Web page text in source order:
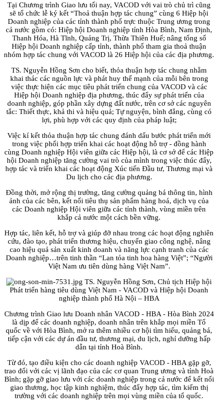
Tại Chương trình Giao lưu tối nay, VACOD với vai trò chủ trì cũng
sẽ tổ chức lễ ký kết “Thoả thuận hợp tác chung” cùng 6 Hiệp hội
Doanh nghiệp của các tỉnh thành phố trực thuộc Trung ương trong
cả nước gồm có: Hiệp hội Doanh nghiệp tỉnh Hòa Bình, Nam Định,
Thanh Hóa, Hà Tĩnh, Quảng Trị, Thừa Thiên Huế; nâng tổng số
Hiệp hội Doanh nghiệp cấp tỉnh, thành phố tham gia thoả thuận
nhóm hợp tác chung với VACOD là 26 Hiệp hội của các địa phương.
TS. Nguyễn Hồng Sơn cho biết, thỏa thuận hợp tác chung nhằm
khai thác các nguồn lực và phát huy thế mạnh của mỗi bên trong
việc thực hiện các mục tiêu phát triển chung của VACOD và các
Hiệp hội Doanh nghiệp địa phương, thúc đẩy sự phát triển của
doanh nghiệp, góp phần xây dựng đất nước, trên cơ sở các nguyên
tắc: Thiết thực, khả thi và hiệu quả; Tự nguyện, bình đẳng, cùng có
lợi, phù hợp với các quy định của pháp luật;
Việc kí kết thỏa thuận hợp tác chung đánh dấu bước phát triển mới
trong việc phối hợp triển khai các hoạt động hỗ trợ - đồng hành
cùng Doanh nghiệp Hội viên giữa các Hiệp hội, là cơ sở để các Hiệp
hội Doanh nghiệp tăng cường vai trò của mình trong việc thúc đẩy,
hợp tác và triển khai các hoạt động Xúc tiến Đầu tư, Thương mại và
Du lịch cho các địa phương.
Đồng thời, mở rộng thị trường, tăng cường quảng bá thông tin, hình
ảnh của các bên, kết nối tiêu thụ sản phẩm hàng hoá, dịch vụ của
các Doanh nghiệp Hội viên giữa các tỉnh thành, vùng miền trên
khắp cả nước một cách bền vững.
Hợp tác, liên kết, hỗ trợ và giúp đỡ nhau trong các hoạt động nghiên
cứu, đào tạo, phát triển thương hiệu, chuyển giao công nghệ, nâng
cao hiệu quả sản xuất kinh doanh và năng lực cạnh tranh của các
Doanh nghiệp…trên tinh thần “Lan tỏa tinh hoa hàng Việt”; “Người
Việt Nam ưu tiên dùng hàng Việt Nam”.
TS. Nguyễn Hồng Sơn, Chủ tịch Hiệp hội
Phát triển hàng tiêu dùng Việt Nam - VACOD và Hiệp hội Doanh
nghiệp thành phố Hà Nội – HBA
Chương trình Giao lưu Doanh nhân VACOD - HBA - Hòa Bình 2024
là dịp để các doanh nghiệp, doanh nhân trên khắp mọi miền Tổ
quốc về với Hòa Bình, mở ra thêm nhiều cơ hội tìm hiểu, quảng bá,
tiếp cận với các dự án đầu tư, thương mại, du lịch, nghỉ dưỡng hấp
dẫn tại tỉnh Hoà Bình.
Từ đó, tạo điều kiện cho các doanh nghiệp VACOD - HBA gặp gỡ,
trao đổi với các vị lãnh đạo của các cơ quan Trung ương và tỉnh Hoà
Bình; gặp gỡ giao lưu với các doanh nghiệp trong cả nước để kết nối
giao thương, học tập kinh nghiệm, thúc đẩy hợp tác, tìm kiếm thị
trường với các doanh nghiệp trên mọi vùng miền của tổ quốc.